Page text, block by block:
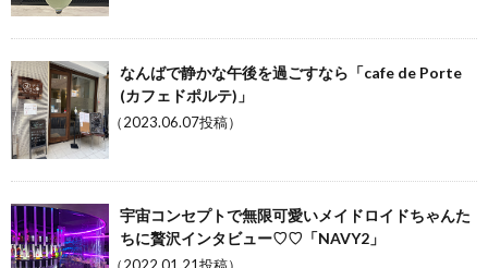
なんばで静かな午後を過ごすなら「cafe de Porte
(カフェドポルテ)」
（2023.06.07投稿）
宇宙コンセプトで無限可愛いメイドロイドちゃんた
ちに贅沢インタビュー♡♡「NAVY2」